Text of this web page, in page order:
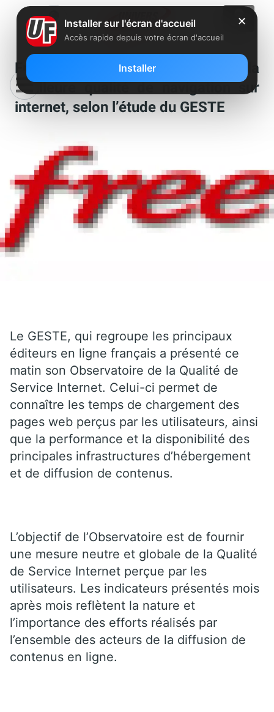
Free est l’opérateur ADSL qui offre la
meilleure qualité de navigation sur
internet, selon l’étude du GESTE
Le GESTE, qui regroupe les principaux
éditeurs en ligne français a présenté ce
matin son Observatoire de la Qualité de
Service Internet. Celui-ci permet de
connaître les temps de chargement des
pages web perçus par les utilisateurs, ainsi
que la performance et la disponibilité des
principales infrastructures d’hébergement
et de diffusion de contenus.
L’objectif de l’Observatoire est de fournir
une mesure neutre et globale de la Qualité
de Service Internet perçue par les
utilisateurs. Les indicateurs présentés mois
après mois reflètent la nature et
l’importance des efforts réalisés par
l’ensemble des acteurs de la diffusion de
contenus en ligne.
✕
Installer sur l'écran d'accueil
Accès rapide depuis votre écran d'accueil
Installer